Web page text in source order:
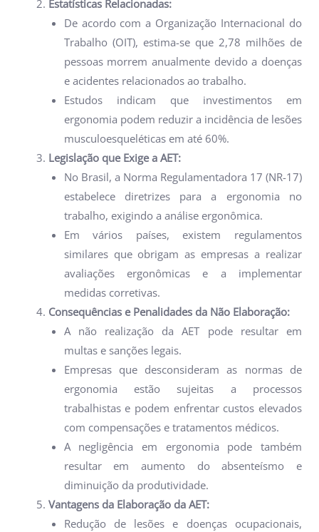
Estatísticas Relacionadas:
De acordo com a Organização Internacional do
Trabalho (OIT), estima-se que 2,78 milhões de
pessoas morrem anualmente devido a doenças
e acidentes relacionados ao trabalho.
Estudos indicam que investimentos em
ergonomia podem reduzir a incidência de lesões
musculoesqueléticas em até 60%.
Legislação que Exige a AET:
No Brasil, a Norma Regulamentadora 17 (NR-17)
estabelece diretrizes para a ergonomia no
trabalho, exigindo a análise ergonômica.
Em vários países, existem regulamentos
similares que obrigam as empresas a realizar
avaliações ergonômicas e a implementar
medidas corretivas.
Consequências e Penalidades da Não Elaboração:
A não realização da AET pode resultar em
multas e sanções legais.
Empresas que desconsideram as normas de
ergonomia estão sujeitas a processos
trabalhistas e podem enfrentar custos elevados
com compensações e tratamentos médicos.
A negligência em ergonomia pode também
resultar em aumento do absenteísmo e
diminuição da produtividade.
Vantagens da Elaboração da AET:
Redução de lesões e doenças ocupacionais,